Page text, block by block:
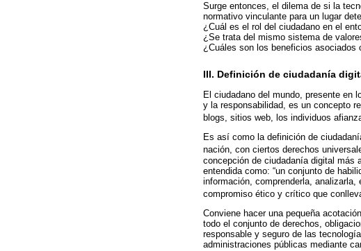
Surge entonces, el dilema de si la
normativo vinculante para un lugar
¿Cuál es el rol del ciudadano en el
¿Se trata del mismo sistema de
¿Cuáles son los beneficios
III. Definición de ciudadanía
El ciudadano del mundo, presente en
y la responsabilidad, es un concepto
blogs, sitios web, los individuos
Es así como la definición de
nación, con ciertos derechos
concepción de ciudadanía digital más
entendida como: “un conjunto de
información, comprenderla,
compromiso ético y crítico que
Conviene hacer una pequeña
todo el conjunto de derechos,
responsable y seguro de las
administraciones públicas mediante